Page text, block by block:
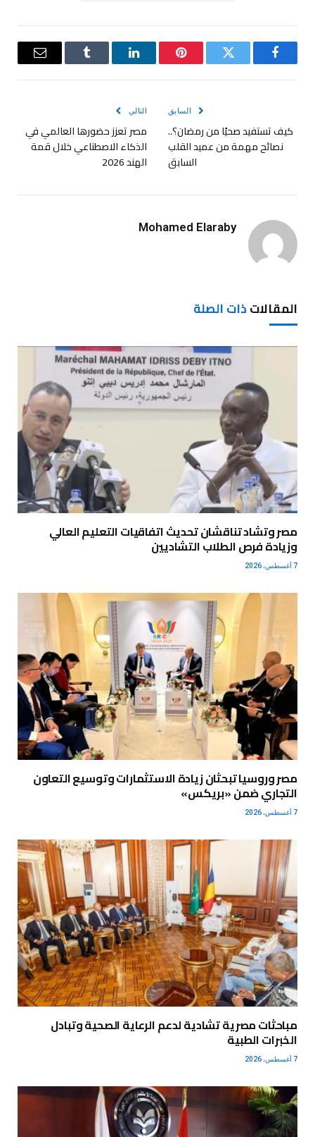
فيسبوك تويتر بينتيريستلينكدإن Tumblr
البريد
السابق
كيف تستفيد صحيًا من رمضان؟..
نصائح مهمة من عميد القلب
السابق
التالي
مصر تعزز حضورها العالمي في
الذكاء الاصطناعي خلال قمة
الهند 2026
Mohamed Elaraby
المقالاتذات الصلة
مصر وتشاد تناقشان تحديث اتفاقيات التعليم العالي
وزيادة فرص الطلاب التشاديين
7 أغسطس، 2026
مصر وروسيا تبحثان زيادة الاستثمارات وتوسيع التعاون
التجاري ضمن «بريكس»
7 أغسطس، 2026
مباحثات مصرية تشادية لدعم الرعاية الصحية وتبادل
الخبرات الطبية
7 أغسطس، 2026